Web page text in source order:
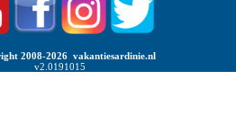
2008-2026 vakantiesardinie.nl
v2.0191015